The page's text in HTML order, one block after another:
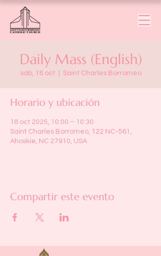
Daily Mass (English)
sáb, 18 oct
  |
Saint Charles Borromeo
Horario y ubicación
18 oct 2025, 10:00 – 10:30
Saint Charles Borromeo, 122 NC-561,
Ahoskie, NC 27910, USA
Compartir este evento